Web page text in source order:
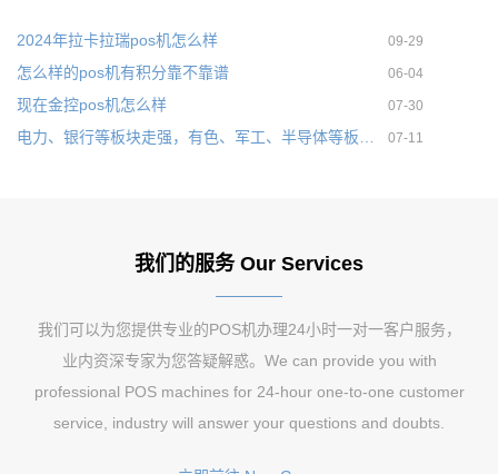
2024年拉卡拉瑞pos机怎么样 09-29
怎么样的pos机有积分靠不靠谱 06-04
现在金控pos机怎么样 07-30
07-11
我们的服务 Our Services
我们可以为您提供专业的POS机办理24小时一对一客户服务，
业内资深专家为您答疑解惑。We can provide you with
professional POS machines for 24-hour one-to-one customer
service, industry will answer your questions and doubts.